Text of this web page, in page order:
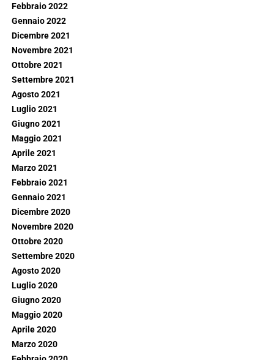
Febbraio 2022
Gennaio 2022
Dicembre 2021
Novembre 2021
Ottobre 2021
Settembre 2021
Agosto 2021
Luglio 2021
Giugno 2021
Maggio 2021
Aprile 2021
Marzo 2021
Febbraio 2021
Gennaio 2021
Dicembre 2020
Novembre 2020
Ottobre 2020
Settembre 2020
Agosto 2020
Luglio 2020
Giugno 2020
Maggio 2020
Aprile 2020
Marzo 2020